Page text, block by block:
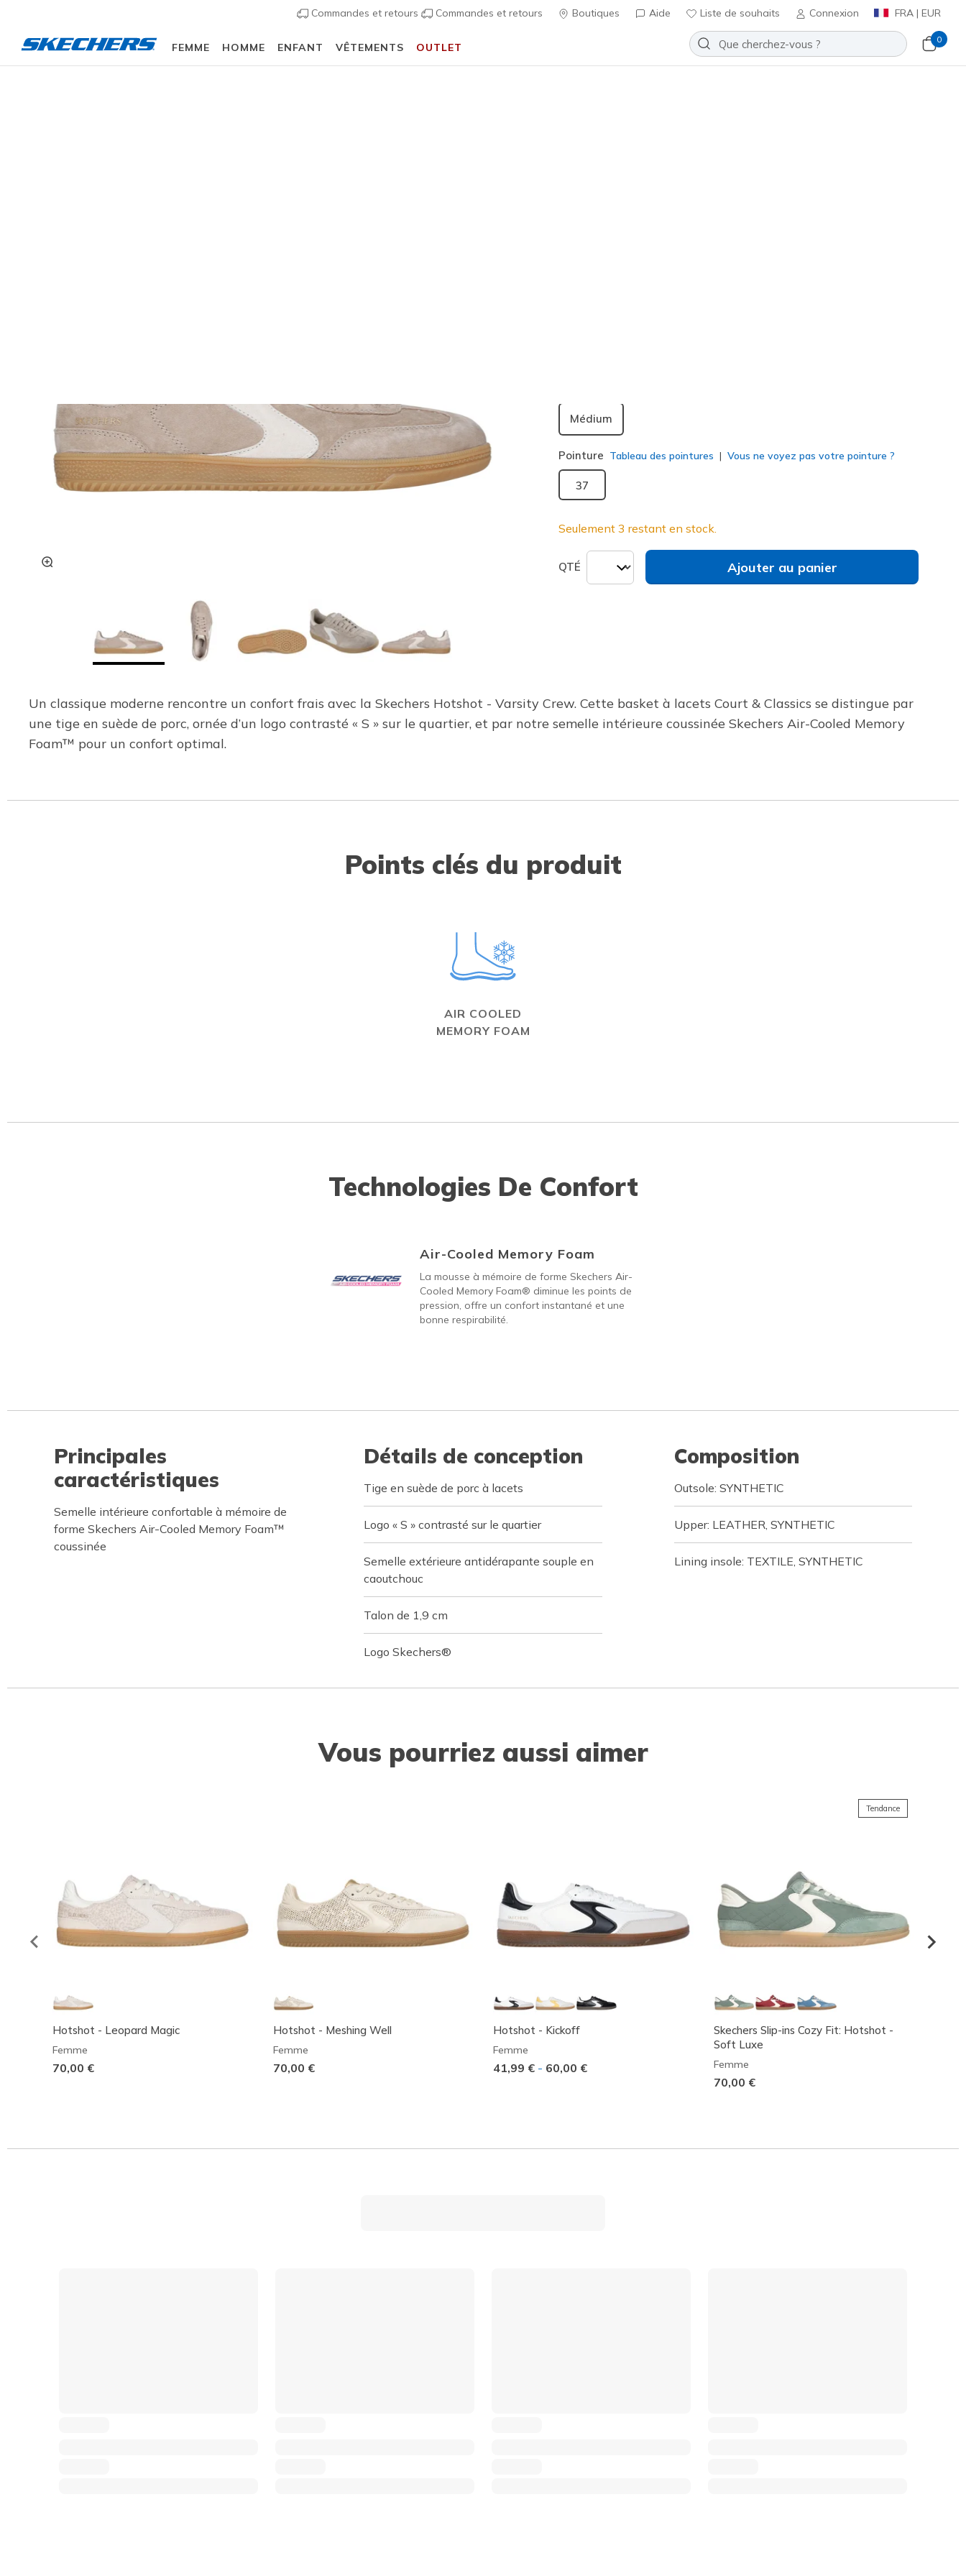
Commandes et retours Commandes et retours Boutiques Aide Liste de souhaits Connexion FRA | EUR
FEMME HOMME ENFANT VÊTEMENTS OUTLET
0
Médium
Pointure Tableau des pointures Vous ne voyez pas votre pointure ?
37
Seulement 3 restant en stock.
QTÉ Ajouter au panier
Un classique moderne rencontre un confort frais avec la Skechers Hotshot - Varsity Crew. Cette basket à lacets Court & Classics se distingue par
une tige en suède de porc, ornée d’un logo contrasté « S » sur le quartier, et par notre semelle intérieure coussinée Skechers Air-Cooled Memory
Foam™ pour un confort optimal.
Points clés du produit
AIR COOLED
MEMORY FOAM
Technologies De Confort
Air-Cooled Memory Foam
La mousse à mémoire de forme Skechers Air-
Cooled Memory Foam® diminue les points de
pression, offre un confort instantané et une
bonne respirabilité.
Principales
caractéristiques
Semelle intérieure confortable à mémoire de
forme Skechers Air-Cooled Memory Foam™
coussinée
Détails de conception
Tige en suède de porc à lacets
Logo « S » contrasté sur le quartier
Semelle extérieure antidérapante souple en
caoutchouc
Talon de 1,9 cm
Logo Skechers®
Composition
Outsole: SYNTHETIC
Upper: LEATHER, SYNTHETIC
Lining insole: TEXTILE, SYNTHETIC
Vous pourriez aussi aimer
Hotshot - Leopard Magic
Femme
70,00 €
Hotshot - Meshing Well
Femme
70,00 €
Hotshot - Kickoff
Femme
41,99 € - 60,00 €
Tendance
Skechers Slip-ins Cozy Fit: Hotshot -
Soft Luxe
Femme
70,00 €